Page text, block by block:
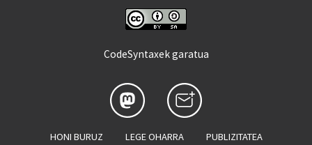
CodeSyntaxek garatua
HONI BURUZ LEGE OHARRA PUBLIZITATEA